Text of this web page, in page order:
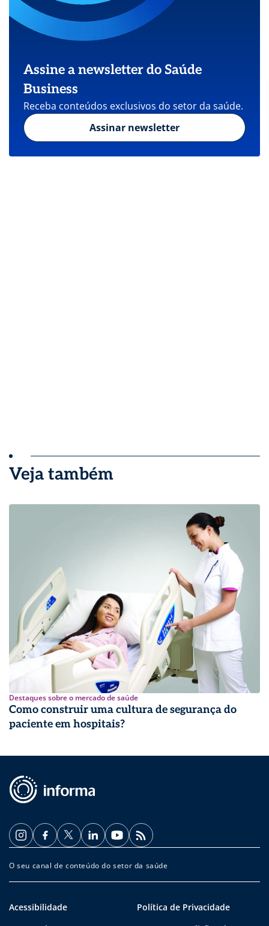
Assine a newsletter do Saúde
Business
Receba conteúdos exclusivos do setor da saúde.
Assinar newsletter
Veja também
Destaques sobre o mercado de saúde
Como construir uma cultura de segurança do
paciente em hospitais?
O seu canal de conteúdo do setor da saúde
Acessibilidade
Política de Privacidade